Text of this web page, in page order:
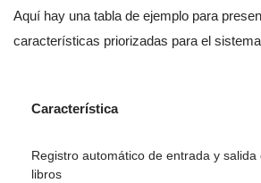
Aquí hay una tabla de ejemplo para
características priorizadas para el
Característica
Registro automático de entrada y salida
libros